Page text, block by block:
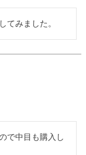
てみました。
で中目も購入し